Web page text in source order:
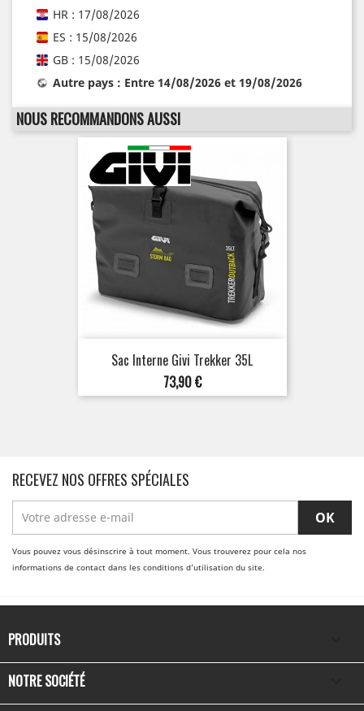
HR : 17/08/2026
ES : 15/08/2026
GB : 15/08/2026
Autre pays : Entre 14/08/2026 et 19/08/2026
NOUS RECOMMANDONS AUSSI
Sac Interne Givi Trekker 35L
Prix
73,90 €
RECEVEZ NOS OFFRES SPÉCIALES
Vous pouvez vous désinscrire à tout moment. Vous trouverez pour cela nos
informations de contact dans les conditions d'utilisation du site.
PRODUITS
NOTRE SOCIÉTÉ